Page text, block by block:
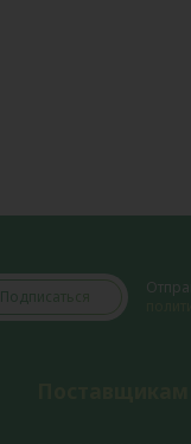
Подписаться